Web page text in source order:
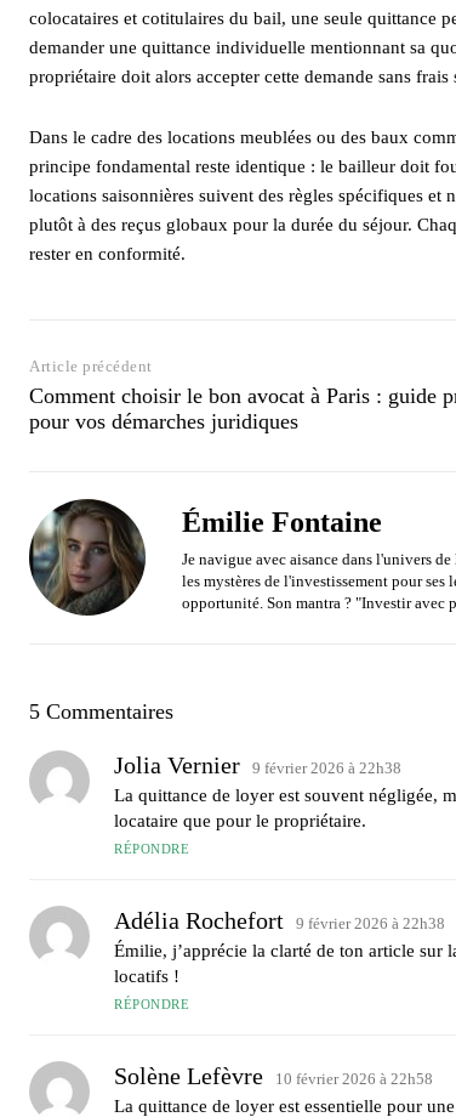
colocataires et cotitulaires du bail, une seule quittance
demander une quittance individuelle mentionnant sa
propriétaire doit alors accepter cette demande sans
Dans le cadre des locations meublées ou des baux
principe fondamental reste identique : le bailleur doit
locations saisonnières suivent des règles spécifiques et
plutôt à des reçus globaux pour la durée du séjour.
rester en conformité.
Article précédent
Comment choisir le bon avocat à Paris : guide
pour vos démarches juridiques
Émilie Fontaine
Je navigue avec aisance dans l'univers
les mystères de l'investissement pour
opportunité. Son mantra ? "Investir avec
5 Commentaires
Jolia Vernier 9 février 2026 à 22h38
La quittance de loyer est souvent négligée,
locataire que pour le propriétaire.
RÉPONDRE
Adélia Rochefort 9 février 2026 à 22h38
Émilie, j’apprécie la clarté de ton article sur
locatifs !
RÉPONDRE
Solène Lefèvre 10 février 2026 à 22h58
La quittance de loyer est essentielle pour